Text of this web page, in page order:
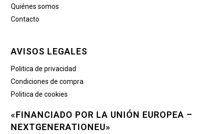
Quiénes somos
Contacto
AVISOS LEGALES
Politica de privacidad
Condiciones de compra
Politica de cookies
«FINANCIADO POR LA UNIÓN EUROPEA –
NEXTGENERATIONEU»